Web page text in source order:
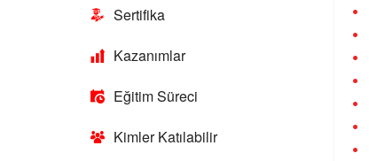
Sertifika
Kazanımlar
Eğitim Süreci
Kimler Katılabilir